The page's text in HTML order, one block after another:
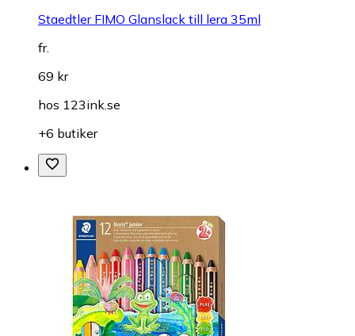
Staedtler FIMO Glanslack till lera 35ml
fr.
69 kr
hos 123ink.se
+6 butiker